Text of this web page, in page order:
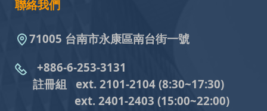
聯絡我們
71005 台南市永康區南台街一號
+886-6-253-3131
註冊組 ext. 2101-2104 (8:30~17:30)
ext. 2401-2403 (15:00~22:00)